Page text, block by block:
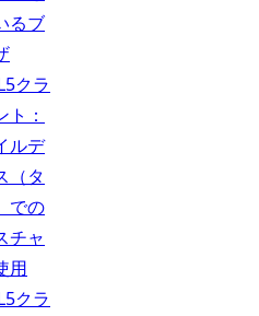
るブ
クラ
ト：
ルデ
（タ
での
チャ
用
クラ